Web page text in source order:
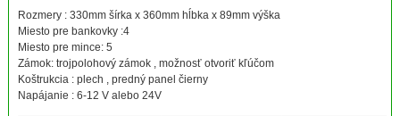
Rozmery : 330mm šírka x 360mm hĺbka x 89mm výška
Miesto pre bankovky :4
Miesto pre mince: 5
Zámok: trojpolohový zámok , možnosť otvoriť kľúčom
Koštrukcia : plech , predný panel čierny
Napájanie : 6-12 V alebo 24V